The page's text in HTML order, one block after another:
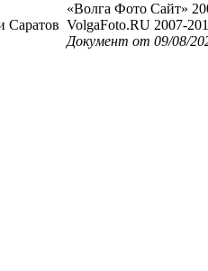
Саратов
«Волга Фото Сайт»
VolgaFoto.RU 2007-
Документ от 09/08/